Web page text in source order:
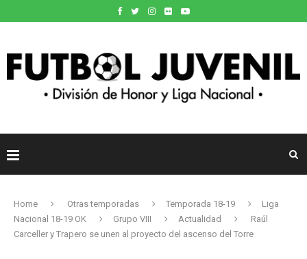
Home Otras temporadas Temporada 18-19
Liga
Nacional 18-19 OK
Grupo VIII Actualidad
Raúl
Carceller y Trapero se unen al proyecto del ascenso del Torre